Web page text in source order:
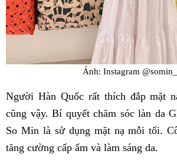
Ảnh: Instagram
Người Hàn Quốc rất thích đắp mặt
cũng vậy. Bí quyết chăm sóc làn da
So Min là sử dụng mặt nạ mỗi tối.
tăng cường cấp ẩm và làm sáng da.